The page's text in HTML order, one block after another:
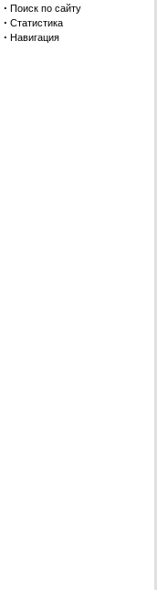
· Поиск по сайту
· Статистика
· Навигация